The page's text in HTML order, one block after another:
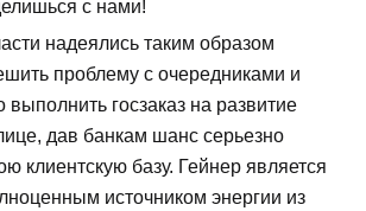
с нами!
надеялись таким образом
проблему с очередниками и
госзаказ на развитие
дав банкам шанс серьезно
клиентскую базу. Гейнер является
источником энергии из